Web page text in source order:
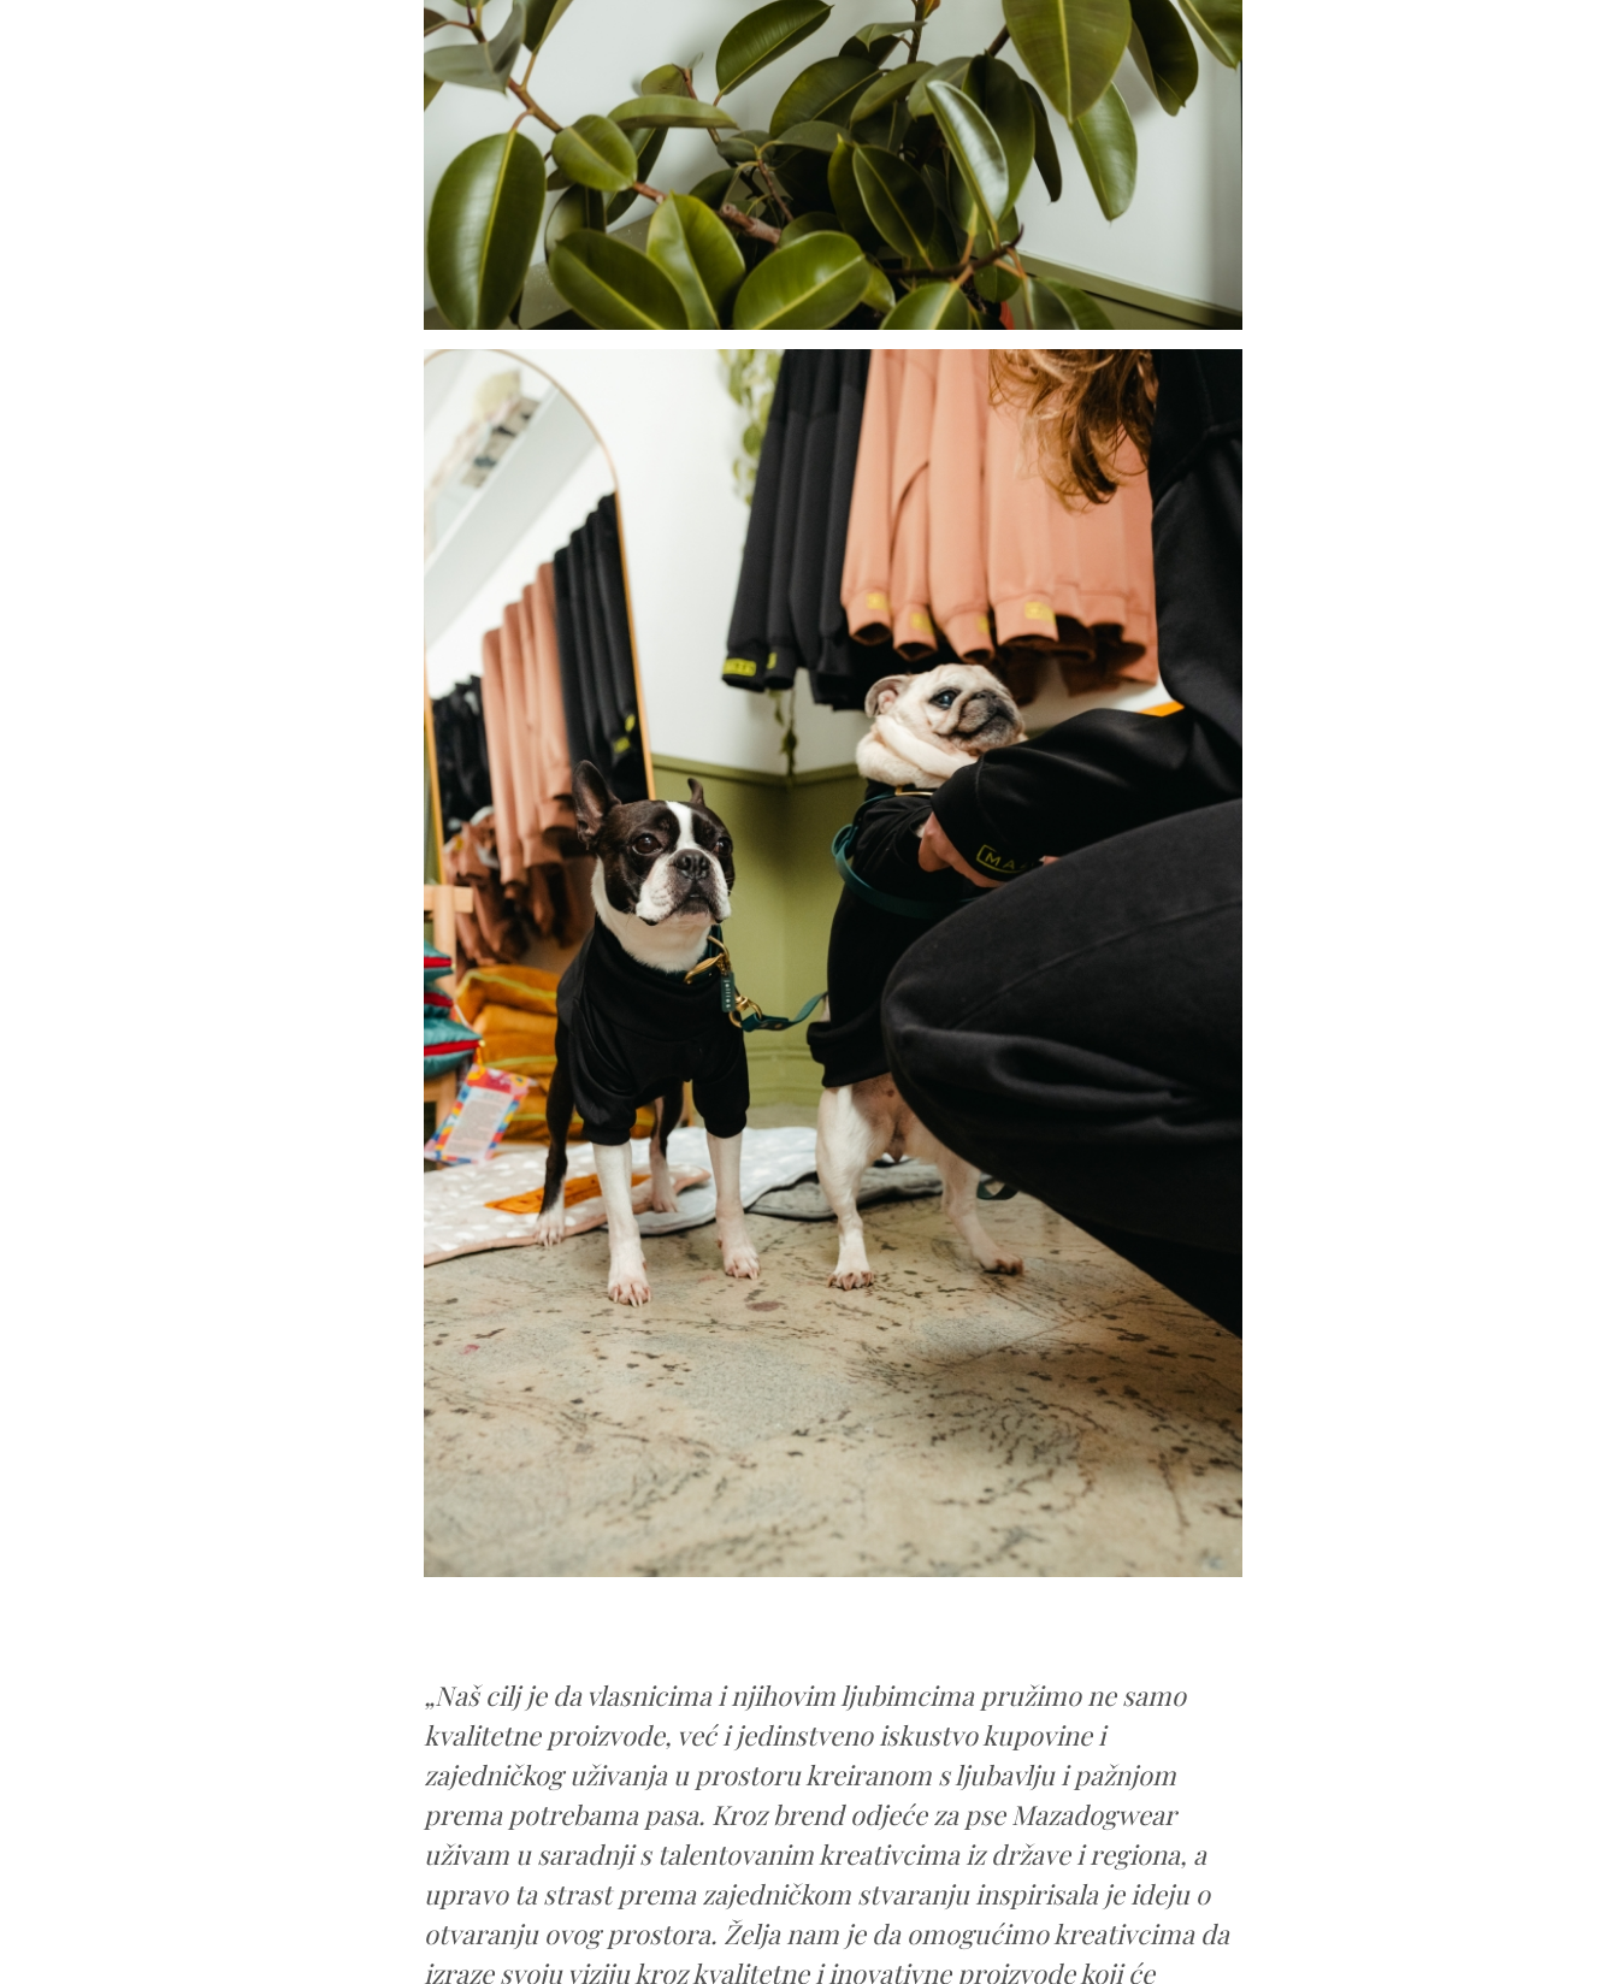
„Naš cilj je da vlasnicima i njihovim ljubimcima pružimo ne samo
kvalitetne proizvode, već i jedinstveno iskustvo kupovine i
zajedničkog uživanja u prostoru kreiranom s ljubavlju i pažnjom
prema potrebama pasa. Kroz brend odjeće za pse Mazadogwear
uživam u saradnji s talentovanim kreativcima iz države i regiona, a
upravo ta strast prema zajedničkom stvaranju inspirisala je ideju o
otvaranju ovog prostora. Želja nam je da omogućimo kreativcima da
izraze svoju viziju kroz kvalitetne i inovativne proizvode koji će